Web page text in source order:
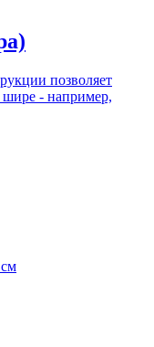
позволяет
шире - например,